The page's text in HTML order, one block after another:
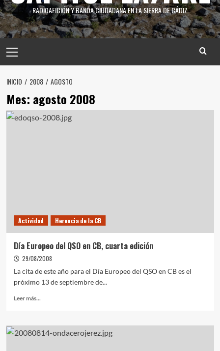
RADIOAFICIÓN Y BANDA CIUDADANA EN LA SIERRA DE CÁDIZ
INICIO 2008 AGOSTO
Mes: agosto 2008
Actividad Herencia de la CB
Día Europeo del QSO en CB, cuarta edición
29/08/2008
La cita de este año para el Día Europeo del QSO en CB es el
próximo 13 de septiembre de...
Leer más...